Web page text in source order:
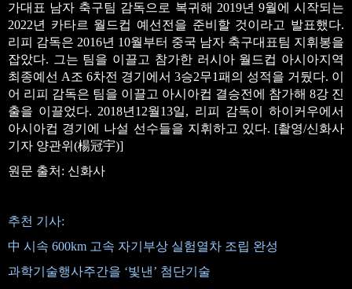
가대표 남자 축구팀 감독으로 복귀해 2019년 9월에 시작되는
2022년 카타르 월드컵 예선전을 준비할 것이라고 발표했다.
리피 감독은 2016년 10월부터 중국 남자 축구대표팀 지휘봉을
잡았다. 그는 팀을 이끌고 참가한 러시아 월드컵 아시아지역
최종예선 A조 6차전 경기에서 3승2무1패의 성적을 거뒀다. 이
어 리피 감독은 팀을 이끌고 아시아컵 결승전에 참가해 8강 진
출을 이끌었다. 2018년12월13일, 리피 감독이 하이커우에서
아시아컵 경기에 나설 선수들을 지휘하고 있다. [촬영/신화사
기자 양관위(楊冠宇)]
원문 출처: 신화사
추천 기사:
中 시속 600km 고속 자기부상 실험열차 조립 완성
과학기술행사주간을 ‘빛낸’ 첨단기술